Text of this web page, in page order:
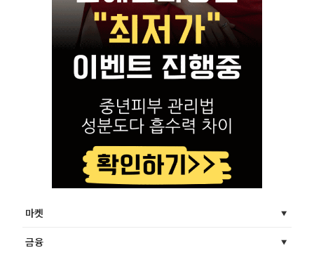
마켓
금융